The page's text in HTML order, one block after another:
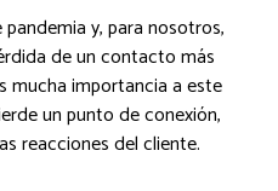
y, para nosotros,
de un contacto más
mucha importancia a este
un punto de conexión,
reacciones del cliente.